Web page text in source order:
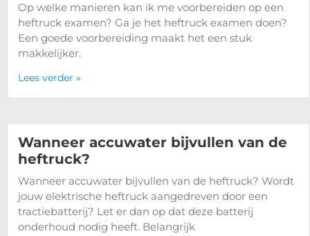
Op welke manieren kan ik me voorbereiden op een
heftruck examen? Ga je het heftruck examen doen?
Een goede voorbereiding maakt het een stuk
makkelijker.
Lees verder »
Wanneer accuwater bijvullen van de
heftruck?
Wanneer accuwater bijvullen van de heftruck? Wordt
jouw elektrische heftruck aangedreven door een
tractiebatterij? Let er dan op dat deze batterij
onderhoud nodig heeft. Belangrijk